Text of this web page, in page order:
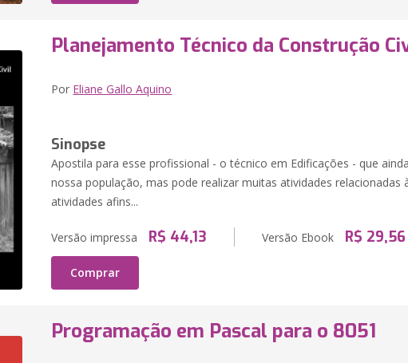
Planejamento Técnico da Construção
Por Eliane Gallo Aquino
Sinopse
Apostila para esse profissional - o técnico em Edificações - que
nossa população, mas pode realizar muitas atividades relacionadas
atividades afins...
Versão impressa R$ 44,13 Versão Ebook R$ 29,56
Comprar
Programação em Pascal para o 8051